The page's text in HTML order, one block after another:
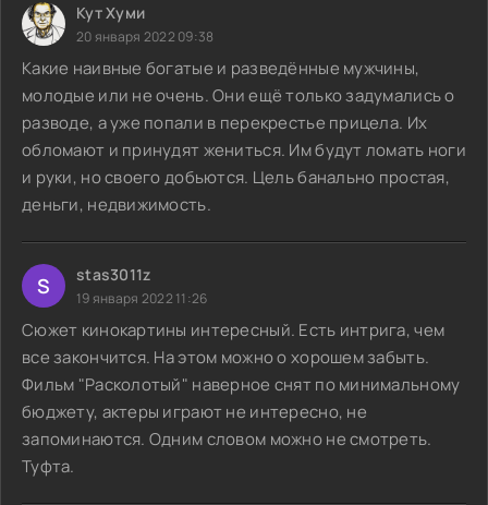
Кут Хуми
20 января 2022 09:38
Какие наивные богатые и разведённые мужчины,
молодые или не очень. Они ещё только задумались о
разводе, а уже попали в перекрестье прицела. Их
обломают и принудят жениться. Им будут ломать ноги
и руки, но своего добьются. Цель банально простая,
деньги, недвижимость.
S stas3011z
19 января 2022 11:26
Сюжет кинокартины интересный. Есть интрига, чем
все закончится. На этом можно о хорошем забыть.
Фильм "Расколотый" наверное снят по минимальному
бюджету, актеры играют не интересно, не
запоминаются. Одним словом можно не смотреть.
Туфта.